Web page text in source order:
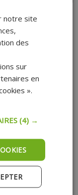
ANTI-GLISSANT
10.90 €
RUPTURE
notre site
des
sur
en
».
(4) →